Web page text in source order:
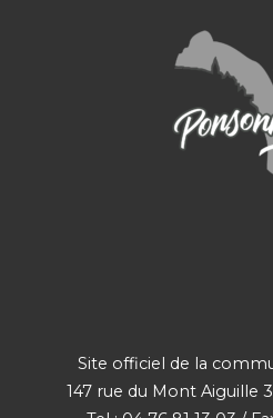
Site officiel de la
147 rue du Mont Aiguille